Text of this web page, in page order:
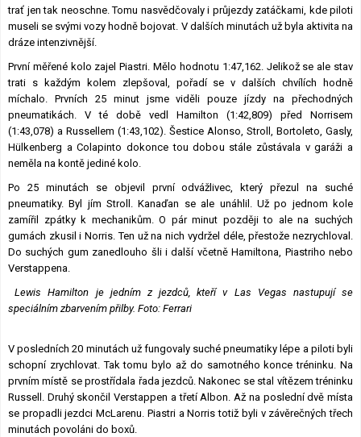
trať jen tak neoschne. Tomu nasvědčovaly i průjezdy zatáčkami, kde piloti
museli se svými vozy hodně bojovat. V dalších minutách už byla aktivita na
dráze intenzivnější.
První měřené kolo zajel Piastri. Mělo hodnotu 1:47,162. Jelikož se ale stav
trati s každým kolem zlepšoval, pořadí se v dalších chvílích hodně
míchalo. Prvních 25 minut jsme viděli pouze jízdy na přechodných
pneumatikách. V té době vedl Hamilton (1:42,809) před Norrisem
(1:43,078) a Russellem (1:43,102). Šestice Alonso, Stroll, Bortoleto, Gasly,
Hülkenberg a Colapinto dokonce tou dobou stále zůstávala v garáži a
neměla na kontě jediné kolo.
Po 25 minutách se objevil první odvážlivec, který přezul na suché
pneumatiky. Byl jím Stroll. Kanaďan se ale unáhlil. Už po jednom kole
zamířil zpátky k mechanikům. O pár minut později to ale na suchých
gumách zkusil i Norris. Ten už na nich vydržel déle, přestože nezrychloval.
Do suchých gum zanedlouho šli i další včetně Hamiltona, Piastriho nebo
Verstappena.
Lewis Hamilton je jedním z jezdců, kteří v Las Vegas nastupují se
speciálním zbarvením přilby. Foto: Ferrari
V posledních 20 minutách už fungovaly suché pneumatiky lépe a piloti byli
schopní zrychlovat. Tak tomu bylo až do samotného konce tréninku. Na
prvním místě se prostřídala řada jezdců. Nakonec se stal vítězem tréninku
Russell. Druhý skončil Verstappen a třetí Albon. Až na poslední dvě místa
se propadli jezdci McLarenu. Piastri a Norris totiž byli v závěrečných třech
minutách povoláni do boxů.